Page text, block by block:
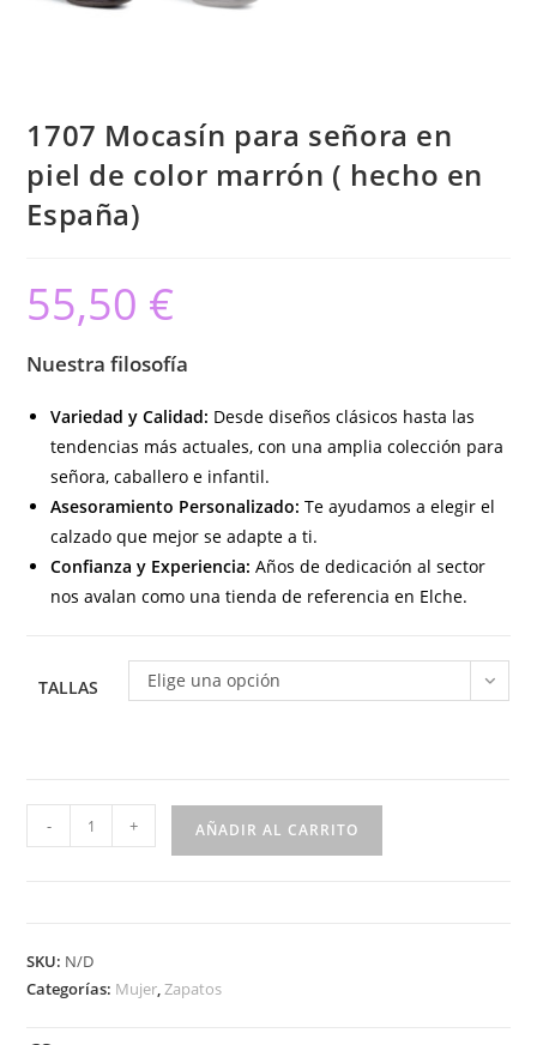
1707 Mocasín para señora en
piel de color marrón ( hecho en
España)
55,50 €
Nuestra filosofía
Variedad y Calidad: Desde diseños clásicos hasta las
tendencias más actuales, con una amplia colección para
señora, caballero e infantil.
Asesoramiento Personalizado: Te ayudamos a elegir el
calzado que mejor se adapte a ti.
Confianza y Experiencia: Años de dedicación al sector
nos avalan como una tienda de referencia en Elche.
TALLAS Elige una opción
Mocasín
piel
de
- + AÑADIR AL CARRITO
SKU: N/D
Categorías: Mujer,Zapatos